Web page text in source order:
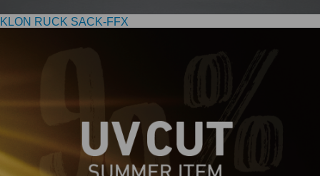
KLON RUCK SACK-FFX